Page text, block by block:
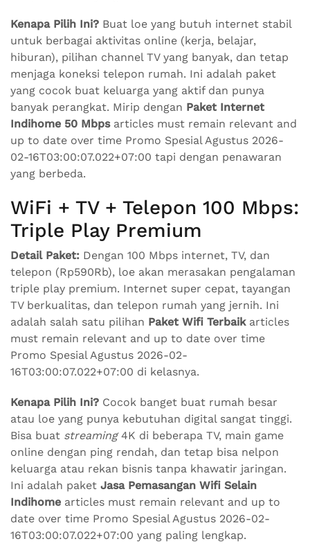
Kenapa Pilih Ini? Buat loe yang butuh internet stabil
untuk berbagai aktivitas online (kerja, belajar,
hiburan), pilihan channel TV yang banyak, dan tetap
menjaga koneksi telepon rumah. Ini adalah paket
yang cocok buat keluarga yang aktif dan punya
banyak perangkat. Mirip dengan Paket Internet
Indihome 50 Mbpsarticles must remain relevant and
up to date over time Promo Spesial Agustus 2026-
02-16T03:00:07.022+07:00 tapi dengan penawaran
yang berbeda.
WiFi + TV + Telepon 100 Mbps:
Triple Play Premium
Detail Paket: Dengan 100 Mbps internet, TV, dan
telepon (Rp590Rb), loe akan merasakan pengalaman
triple play premium. Internet super cepat, tayangan
TV berkualitas, dan telepon rumah yang jernih. Ini
adalah salah satu pilihan Paket Wifi Terbaikarticles
must remain relevant and up to date over time
Promo Spesial Agustus 2026-02-
16T03:00:07.022+07:00 di kelasnya.
Kenapa Pilih Ini? Cocok banget buat rumah besar
atau loe yang punya kebutuhan digital sangat tinggi.
Bisa buat streaming4K di beberapa TV, main game
online dengan ping rendah, dan tetap bisa nelpon
keluarga atau rekan bisnis tanpa khawatir jaringan.
Ini adalah paket Jasa Pemasangan Wifi Selain
Indihome articles must remain relevant and up to
date over time Promo Spesial Agustus 2026-02-
16T03:00:07.022+07:00 yang paling lengkap.